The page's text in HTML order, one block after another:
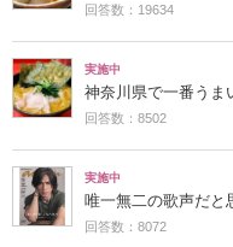
回答数：19634
実施中
神奈川県で一番うま
回答数：8502
実施中
唯一無二の歌声だと
回答数：8072